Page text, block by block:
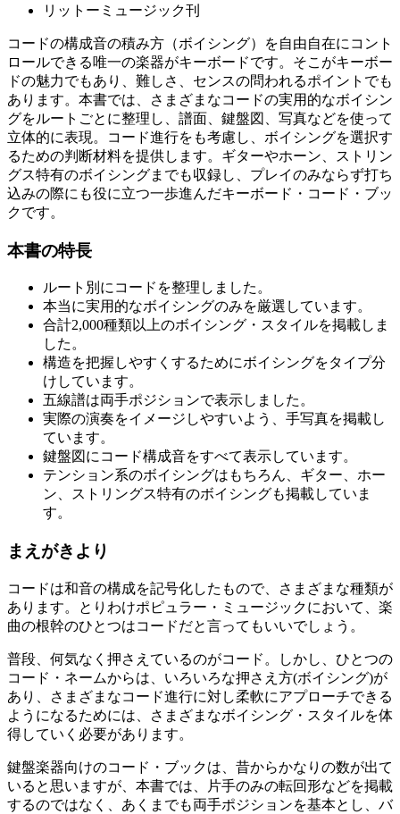
リットーミュージック刊
コードの構成音の積み方（ボイシング）を自由自在にコント
ロールできる唯一の楽器がキーボードです。そこがキーボー
ドの魅力でもあり、難しさ、センスの問われるポイントでも
あります。本書では、さまざまなコードの実用的なボイシン
グをルートごとに整理し、譜面、鍵盤図、写真などを使って
立体的に表現。コード進行をも考慮し、ボイシングを選択す
るための判断材料を提供します。ギターやホーン、ストリン
グス特有のボイシングまでも収録し、プレイのみならず打ち
込みの際にも役に立つ一歩進んだキーボード・コード・ブッ
クです。
本書の特長
ルート別にコードを整理しました。
本当に実用的なボイシングのみを厳選しています。
合計2,000種類以上のボイシング・スタイルを掲載しま
した。
構造を把握しやすくするためにボイシングをタイプ分
けしています。
五線譜は両手ポジションで表示しました。
実際の演奏をイメージしやすいよう、手写真を掲載し
ています。
鍵盤図にコード構成音をすべて表示しています。
テンション系のボイシングはもちろん、ギター、ホー
ン、ストリングス特有のボイシングも掲載していま
す。
まえがきより
コードは和音の構成を記号化したもので、さまざまな種類が
あります。とりわけポピュラー・ミュージックにおいて、楽
曲の根幹のひとつはコードだと言ってもいいでしょう。
普段、何気なく押さえているのがコード。しかし、ひとつの
コード・ネームからは、いろいろな押さえ方(ボイシング)が
あり、さまざまなコード進行に対し柔軟にアプローチできる
ようになるためには、さまざまなボイシング・スタイルを体
得していく必要があります。
鍵盤楽器向けのコード・ブックは、昔からかなりの数が出て
いると思いますが、本書では、片手のみの転回形などを掲載
するのではなく、あくまでも両手ポジションを基本とし、バ